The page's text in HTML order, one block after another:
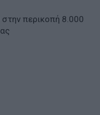
περικοπή 8.000